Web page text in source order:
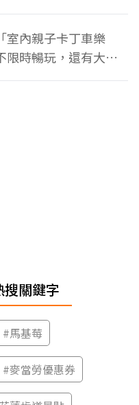
室內親子卡丁車樂
限時暢玩，還有大螢
區
搜關鍵字
#馬基莓
#麥當勞優惠券